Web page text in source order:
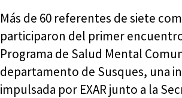
Más de 60 referentes de siete
participaron del primer
Programa de Salud Mental
departamento de Susques, una
impulsada por EXAR junto a la